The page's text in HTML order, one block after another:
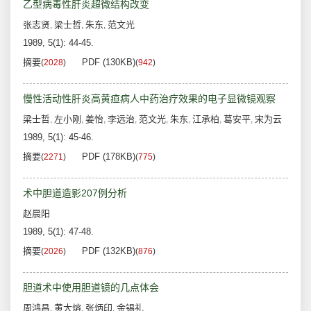
乙型病毒性肝炎超微结构改变
张志贤, 梁士哲, 朱东, 范文光
1989, 5(1): 44-45.
摘要(2028) PDF (130KB)(942)
慢性活动性肝炎高黄疸病人中药治疗效果的电子显微镜观察
梁士哲, 左小刚 , 姜怡, 李远治, 范文光, 朱东, 江承柏, 葛安平, 宋为云
1989, 5(1): 45-46.
摘要(2271) PDF (178KB)(775)
术中胆道造影207例分析
赵晨阳
1989, 5(1): 47-48.
摘要(2026) PDF (132KB)(876)
胆道术中使用胆道镜的几点体会
周鸿昌, 黄大熔, 张炳印, 金锡礼